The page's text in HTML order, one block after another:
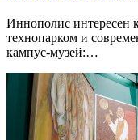
Иннополис интересен
технопарком и
кампус-музей:…